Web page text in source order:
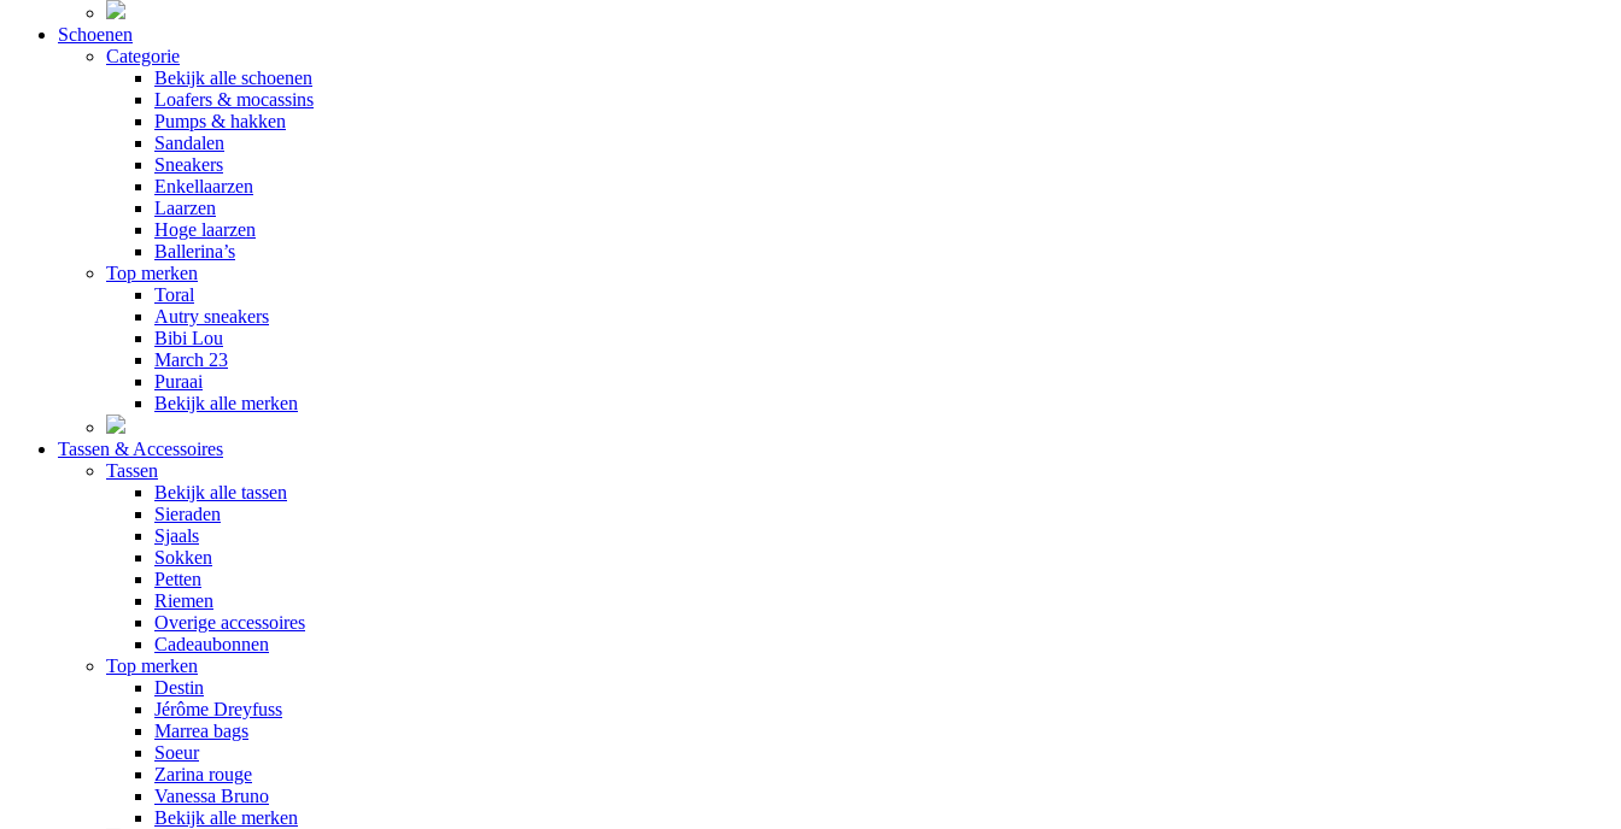
Schoenen
Categorie
Bekijk alle schoenen
Loafers & mocassins
Pumps & hakken
Sandalen
Sneakers
Enkellaarzen
Laarzen
Hoge laarzen
Ballerina’s
Top merken
Toral
Autry sneakers
Bibi Lou
March 23
Puraai
Bekijk alle merken
Tassen & Accessoires
Tassen
Bekijk alle tassen
Sieraden
Sjaals
Sokken
Petten
Riemen
Overige accessoires
Cadeaubonnen
Top merken
Destin
Jérôme Dreyfuss
Marrea bags
Soeur
Zarina rouge
Vanessa Bruno
Bekijk alle merken